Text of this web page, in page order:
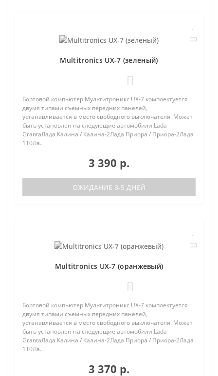
Multitronics UX-7 (зеленый)
Бортовой компьютер Мультитроникс UX-7 комплектуется
двумя типами съемных передних панелей,
устанавливается в место свободного выключателя. Может
быть установлен на следующие автомобили:Lada
GrantaЛада Калина / Калина-2Лада Приора / Приора-2Лада
110Ла..
3 390 р.
ОЖИДАНИЕ 3-5 ДНЕЙ
Multitronics UX-7 (оранжевый)
Бортовой компьютер Мультитроникс UX-7 комплектуется
двумя типами съемных передних панелей,
устанавливается в место свободного выключателя. Может
быть установлен на следующие автомобили:Lada
GrantaЛада Калина / Калина-2Лада Приора / Приора-2Лада
110Ла..
3 370 р.